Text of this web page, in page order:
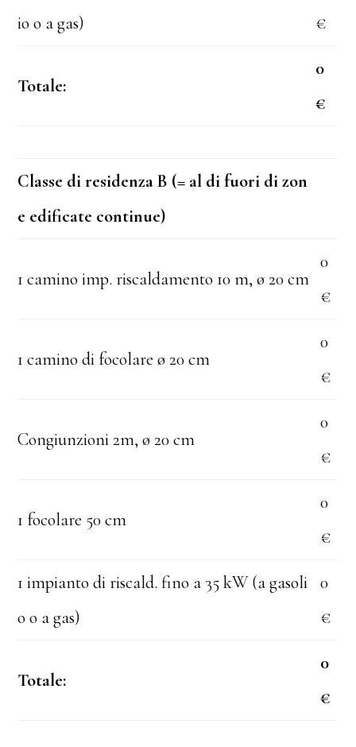
io o a gas) €
Totale:
0
€
Classe di residenza B (= al di fuori di zon
e edificate continue)
1 camino imp. riscaldamento 10 m, ø 20 cm
0
€
1 camino di focolare ø 20 cm
0
€
Congiunzioni 2m, ø 20 cm
0
€
1 focolare 50 cm
0
€
1 impianto di riscald. fino a 35 kW (a gasoli
o o a gas)
0
€
Totale:
0
€